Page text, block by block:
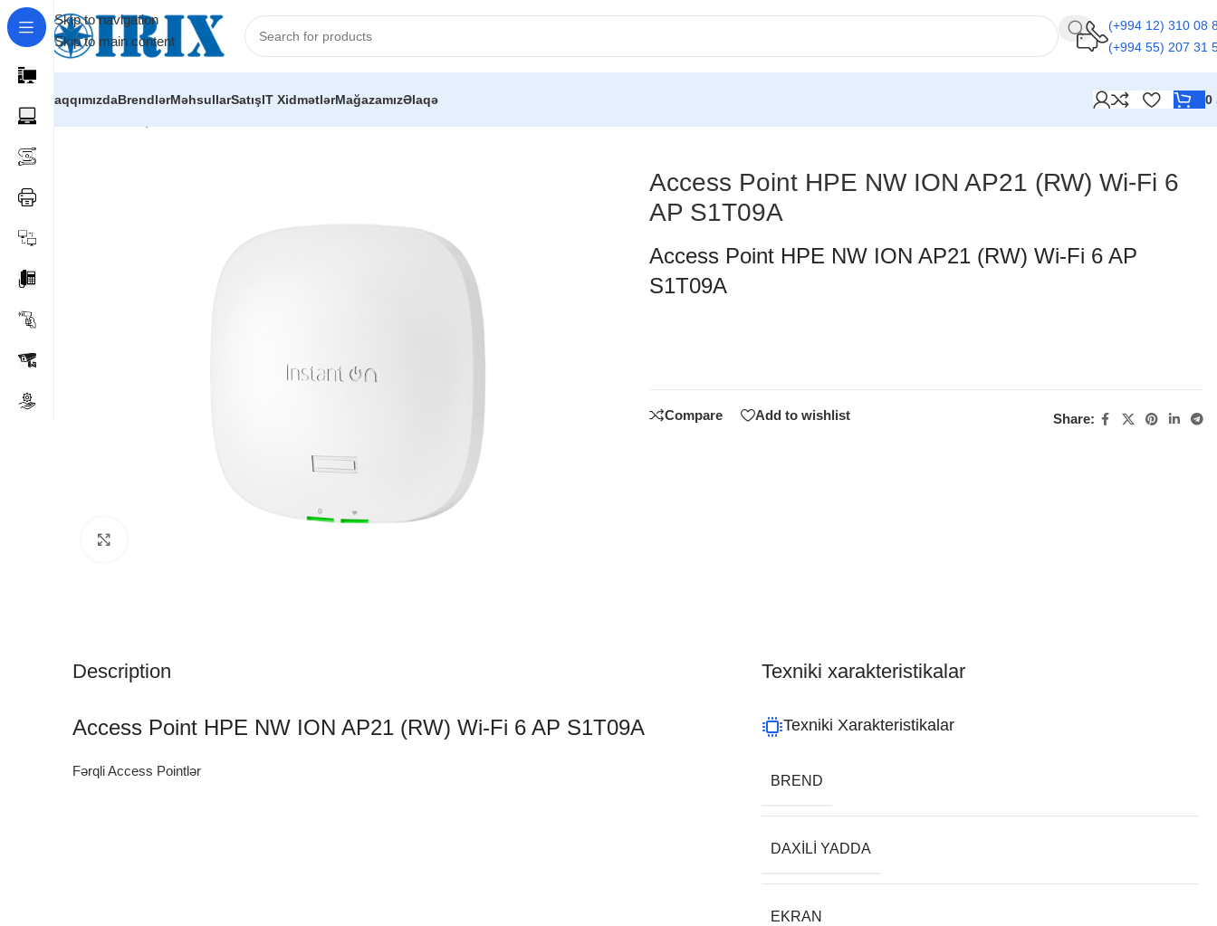
Skip to navigation
Skip to main content
(+994 12) 310 08
(+994 55) 207 31
HaqqımızdaBrendlərMəhsullarSatışIT XidmətlərMağazamızƏlaqə 0
Access Point HPE NW ION AP21 (RW) Wi-Fi 6
AP S1T09A
Access Point HPE NW ION AP21 (RW) Wi-Fi 6 AP
S1T09A
Compare Add to wishlist Share:
Description
Access Point HPE NW ION AP21 (RW) Wi-Fi 6 AP S1T09A
Fərqli Access Pointlər
Texniki xarakteristikalar
Texniki Xarakteristikalar
BREND
DAXILI YADDA
EKRAN